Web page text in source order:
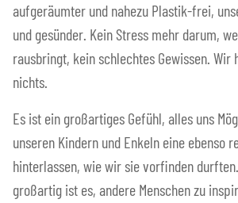
aufgeräumter und nahezu Plastik-frei,
und gesünder. Kein Stress mehr darum,
rausbringt, kein schlechtes Gewissen.
nichts.
Es ist ein großartiges Gefühl, alles uns
unseren Kindern und Enkeln eine ebenso
hinterlassen, wie wir sie vorfinden
großartig ist es, andere Menschen zu